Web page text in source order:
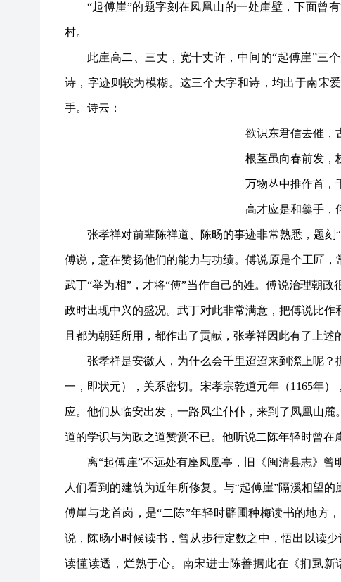
“起傅崖”的题字刻在凤凰山的一处崖壁，下面曾
村。
此崖高二、三丈，宽十丈许，中间的“起傅崖”三
诗，字迹则较为模糊。这三个大字和诗，均出于南宋
手。诗云：
欲识东君信去催，
根茎虽向春前发，
万物丛中推作首，
高才应是和羹手，
张孝祥对前辈陈祥道、陈旸的事迹非常熟悉，题刻
傅说，意在赞扬他们的能力与功绩。傅说原是个工匠
武丁“举为相”，才将“傅”当作自己的姓。傅说治理朝
政时出现中兴的盛况。武丁对此非常满意，把傅说比
且都为朝廷所用，都作出了贡献，张孝祥因此有了上述
张孝祥是安徽人，为什么会千里迢迢来到漈上呢？
一，即状元），关系密切。宋孝宗乾道元年（1165年
应。他们从临安出发，一路风尘仆仆，来到了凤凰山
道的学识与为政之道赞赏不已。他听说二陈年轻时曾在
离“起傅崖”不远处有座凤凰亭，旧《闽清县志》
人们看到的建筑为近年所修复。与“起傅崖”隔溪相望
傅崖与龙首岗，是“二陈”年轻时辟圃种梅读书的地方
说，陈旸小时候读书，曾从步行定数之中，悟出以读
读懂读透，烂熟于心。南宋进士陈善据此在《扪虱